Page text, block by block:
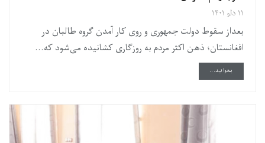
۱۱ دلو ۱۴۰۱
بعداز سقوط دولت جمهوری و روی کار آمدن گروه طالبان در
افغانستان؛ ذهن اکثر مردم به روزگاری کشانیده می‌شود که...
بخوانید...